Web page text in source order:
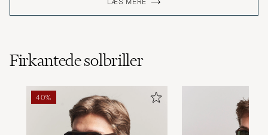
Firkantede solbriller
40%